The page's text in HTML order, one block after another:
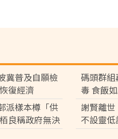
冀普及自願檢
復經濟
碼頭群組
毒 食飯
檢測包兼
派樣本樽「供
良稱政府無決
謝賢離
不設靈低
鐘即出